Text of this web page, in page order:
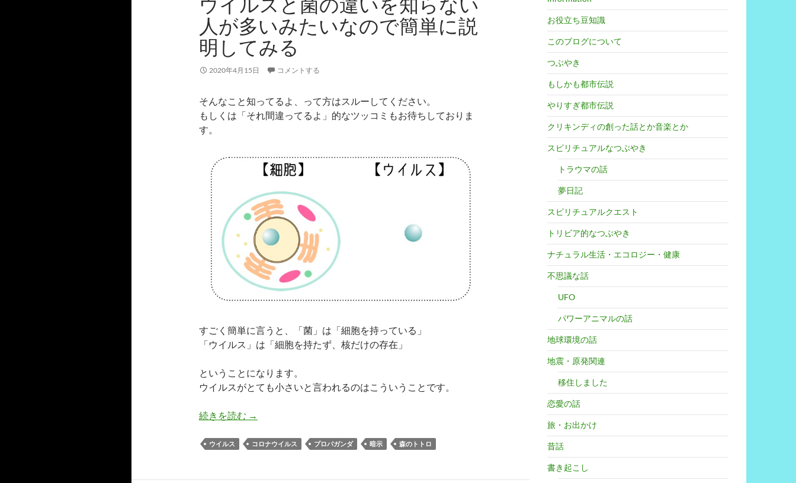
人が多いみたいなので簡単に説
明してみる
2020年4月15日 コメントする
そんなこと知ってるよ、って方はスルーしてください。
もしくは「それ間違ってるよ」的なツッコミもお待ちしておりま
す。
すごく簡単に言うと、「菌」は「細胞を持っている」
「ウイルス」は「細胞を持たず、核だけの存在」
ということになります。
ウイルスがとても小さいと言われるのはこういうことです。
続きを読む ウイルスと菌の違いを知らない人が多いみたいなので簡単に説明してみる
→
ウイルス コロナウイルス プロパガンダ 暗示 森のトトロ
お役立ち豆知識
このブログについて
つぶやき
もしかも都市伝説
やりすぎ都市伝説
クリキンディの創った話とか音楽とか
スピリチュアルなつぶやき
トラウマの話
夢日記
スピリチュアルクエスト
トリビア的なつぶやき
ナチュラル生活・エコロジー・健康
不思議な話
UFO
パワーアニマルの話
地球環境の話
地震・原発関連
移住しました
恋愛の話
旅・お出かけ
昔話
書き起こし